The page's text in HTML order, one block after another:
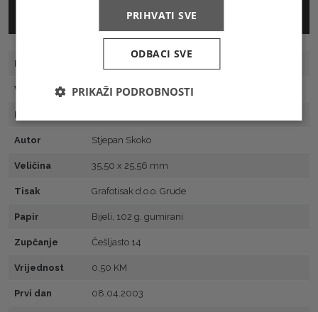
Broj marke
Vrsta Prigodna
Motiv
Autor Stjepan Skoko
Veličina 35,50 x 25,56 mm
Tisak Grafotisak d.o.o. Grude
Papir Bijeli, 102 g, gumirani
Zupčanje Češljasto 14
Vrijednost 0,50 KM
Prvi dan 08.04.2003
PRIHVATI SVE
ODBACI SVE
PRIKAŽI PODROBNOSTI